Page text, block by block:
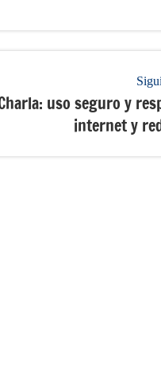
uso seguro y
internet y